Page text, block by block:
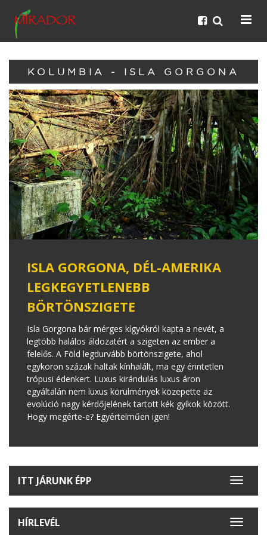
KOLUMBIA - ISLA GORGONA
ISLA GORGONA, DÉL-AMERIKA
LEGKEGYETLENEBB
BÖRTÖNSZIGETE
Isla Gorgona bár mérges kígyókról kapta a nevét, a
legtöbb halálos áldozatért a szigeten az ember a
felelős. A Föld legdurvább börtönszigete, ahol
egykoron százak haltak kínhalált, ma egy érintetlen
trópusi édenkert. Luxus kirándulás luxus áron
egyáltalán nem luxus körülmények közepette az
evolúció nagy kérdőjelének tartott kék gyíkok között.
Hogy megérte-e? Egyértelműen igen!
Toggle
ITT JÁRUNK ÉPP
Toggle
HÍRLEVÉL